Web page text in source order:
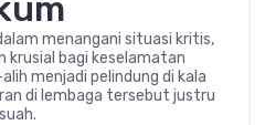
menangani situasi kritis,
krusial bagi keselamatan
menjadi pelindung di kala
di lembaga tersebut justru